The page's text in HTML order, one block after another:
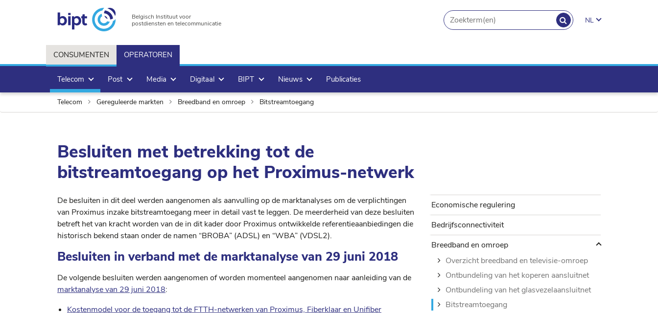
Belgisch Instituut voor
postdiensten en telecommunicatie
ZOEKEN
search.button
NL
CONSUMENTEN OPERATOREN
Telecom Post Media Digitaal BIPT Nieuws Publicaties
Telecom Gereguleerde markten Breedband en omroep Bitstreamtoegang
Besluiten met betrekking tot de
bitstreamtoegang op het Proximus-netwerk
De besluiten in dit deel werden aangenomen als aanvulling op de marktanalyses om de verplichtingen
van Proximus inzake bitstreamtoegang meer in detail vast te leggen. De meerderheid van deze besluiten
betreft het van kracht worden van de in dit kader door Proximus ontwikkelde referentieaanbiedingen die
historisch bekend staan onder de namen “BROBA” (ADSL) en “WBA” (VDSL2).
Besluiten in verband met de marktanalyse van 29 juni 2018
De volgende besluiten werden aangenomen of worden momenteel aangenomen naar aanleiding van de
marktanalyse van 29 juni 2018:
Kostenmodel voor de toegang tot de FTTH-netwerken van Proximus, Fiberklaar en Unifiber
Economische regulering
Bedrijfsconnectiviteit
Breedband en omroep
Breedband en omroep
Overzicht breedband en televisie-omroep
Ontbundeling van het koperen aansluitnet
Ontbundeling van het glasvezelaansluitnet
Bitstreamtoegang